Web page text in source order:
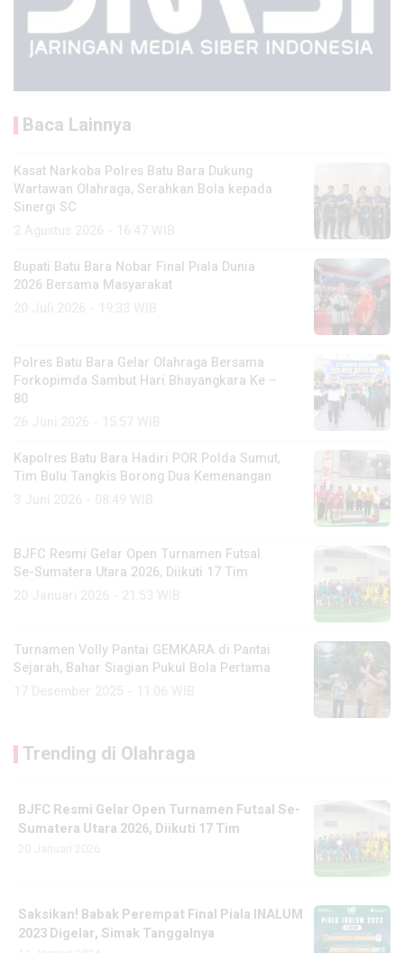
Baca Lainnya
Kasat Narkoba Polres Batu Bara Dukung
Wartawan Olahraga, Serahkan Bola kepada
Sinergi SC
Bupati Batu Bara Nobar Final Piala Dunia
2026 Bersama Masyarakat
Polres Batu Bara Gelar Olahraga Bersama
Forkopimda Sambut Hari Bhayangkara Ke –
80
Kapolres Batu Bara Hadiri POR Polda Sumut,
Tim Bulu Tangkis Borong Dua Kemenangan
BJFC Resmi Gelar Open Turnamen Futsal
Se-Sumatera Utara 2026, Diikuti 17 Tim
Turnamen Volly Pantai GEMKARA di Pantai
Sejarah, Bahar Siagian Pukul Bola Pertama
Trending di Olahraga
BJFC Resmi Gelar Open Turnamen Futsal Se-
Sumatera Utara 2026, Diikuti 17 Tim
Saksikan! Babak Perempat Final Piala INALUM
2023 Digelar, Simak Tanggalnya